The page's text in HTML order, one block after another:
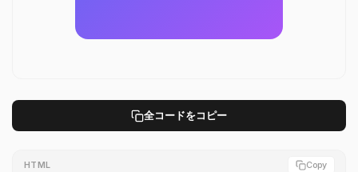
全コードをコピー
HTML Copy